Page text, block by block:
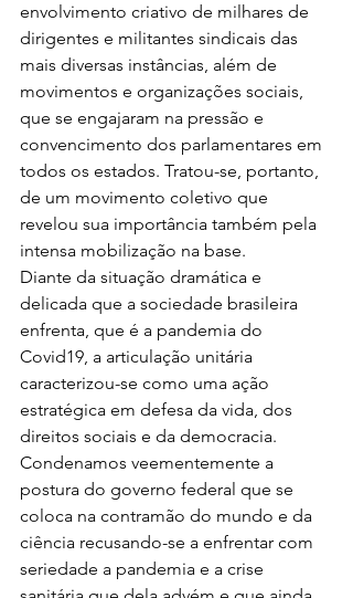
envolvimento criativo de milhares de
dirigentes e militantes sindicais das
mais diversas instâncias, além de
movimentos e organizações sociais,
que se engajaram na pressão e
convencimento dos parlamentares em
todos os estados. Tratou-se, portanto,
de um movimento coletivo que
revelou sua importância também pela
intensa mobilização na base.
Diante da situação dramática e
delicada que a sociedade brasileira
enfrenta, que é a pandemia do
Covid19, a articulação unitária
caracterizou-se como uma ação
estratégica em defesa da vida, dos
direitos sociais e da democracia.
Condenamos veementemente a
postura do governo federal que se
coloca na contramão do mundo e da
ciência recusando-se a enfrentar com
seriedade a pandemia e a crise